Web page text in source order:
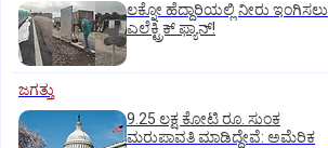
ಲಕ್ನೋ ಹೆದ್ದಾರಿಯಲ್ಲಿ ನೀರು ಇಂಗಿಸಲು
ಎಲೆಕ್ಟ್ರಿಕ್‌ ಫ್ಯಾನ್‌!
ಜಗತ್ತು
9.25 ಲಕ್ಷ ಕೋಟಿ ರೂ. ಸುಂಕ
ಮರುಪಾವತಿ ಮಾಡಿದ್ದೇವೆ: ಅಮೆರಿಕ